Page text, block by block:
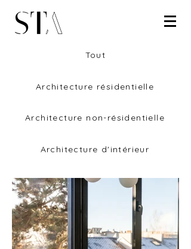
Tout
Architecture résidentielle
Architecture non-résidentielle
Architecture d'intérieur